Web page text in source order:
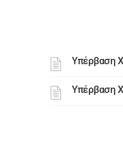
Υπέρβαση
Υπέρβαση